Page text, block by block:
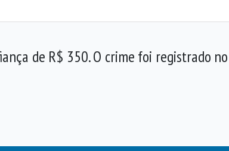
de R$ 350. O crime foi registrado